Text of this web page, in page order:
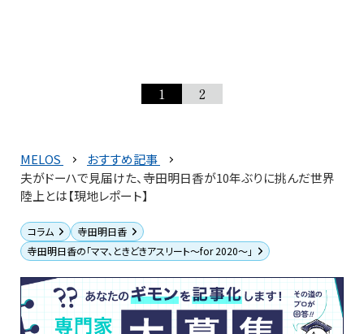
1 2
MELOS
おすすめ記事
夫がドーハで見届けた、寺田明日香が10年ぶりに挑んだ世界
陸上とは【現地レポート】
コラム
寺田明日香
寺田明日香の「ママ、ときどきアスリート〜for 2020〜」